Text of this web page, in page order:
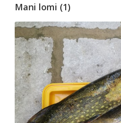
Mani lomi (1)